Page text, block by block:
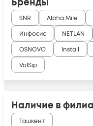
SNR Alpha Mile
Инфосис
NETLAN
OSNOVO
Install
VolSip
Наличие в
Ташкент